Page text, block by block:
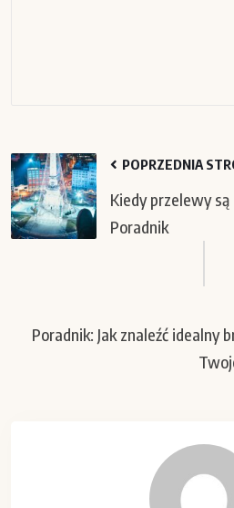
POPRZEDNIA
Kiedy przelewy
Poradnik
Poradnik: Jak znaleźć idealny